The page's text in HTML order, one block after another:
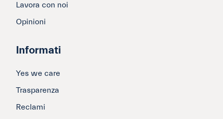
Lavora con noi
Opinioni
Informati
Yes we care
Trasparenza
Reclami